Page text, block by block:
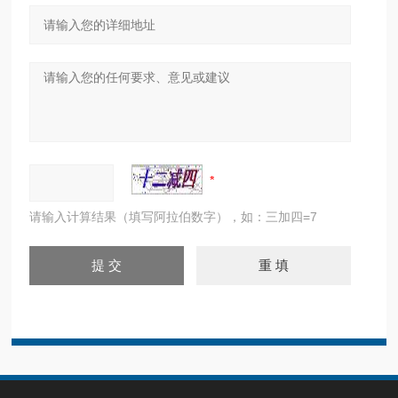
请输入计算结果（填写阿拉伯数字），如：三加四=7